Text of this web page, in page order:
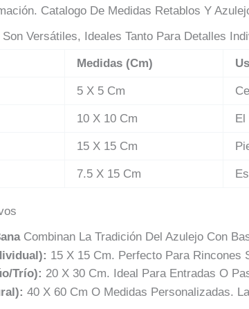
Catalogo De Medidas Retablos Y
Versátiles, Ideales Tanto Para Detalles
Medidas (cm)
5 X 5 Cm
10 X 10 Cm El
15 X 15 Cm
7.5 X 15 Cm
Combinan La Tradición Del Azulejo Con
15 X 15 Cm. Perfecto Para Rincones
Trío): 20 X 30 Cm. Ideal Para Entradas O
40 X 60 Cm O Medidas Personalizadas.